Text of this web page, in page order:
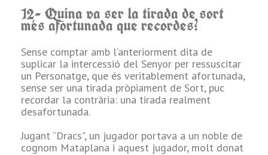
u
e
entabanador, que
no lladre.
4.- Quina és la
teva arma
preferida?
Per versatilitat la
permet amb una
competència
12- Quina va ser la tirada de sort
més afortunada que recordes?
Sense comptar amb l’anteriorment dita de
suplicar la intercessió del Senyor per ressuscitar
un Personatge, que és veritablement afortunada,
sense ser una tirada pròpiament de Sort, puc
recordar la contrària: una tirada realment
desafortunada.
Jugant “Dracs", un jugador portava a un noble de
cognom Mataplana i aquest jugador, molt donat